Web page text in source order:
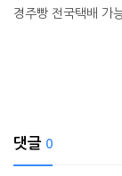
경주빵 전국택배 가
댓글 0